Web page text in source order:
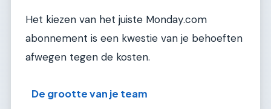
Het kiezen van het juiste Monday.com
abonnement is een kwestie van je behoeften
afwegen tegen de kosten.
De grootte van je team